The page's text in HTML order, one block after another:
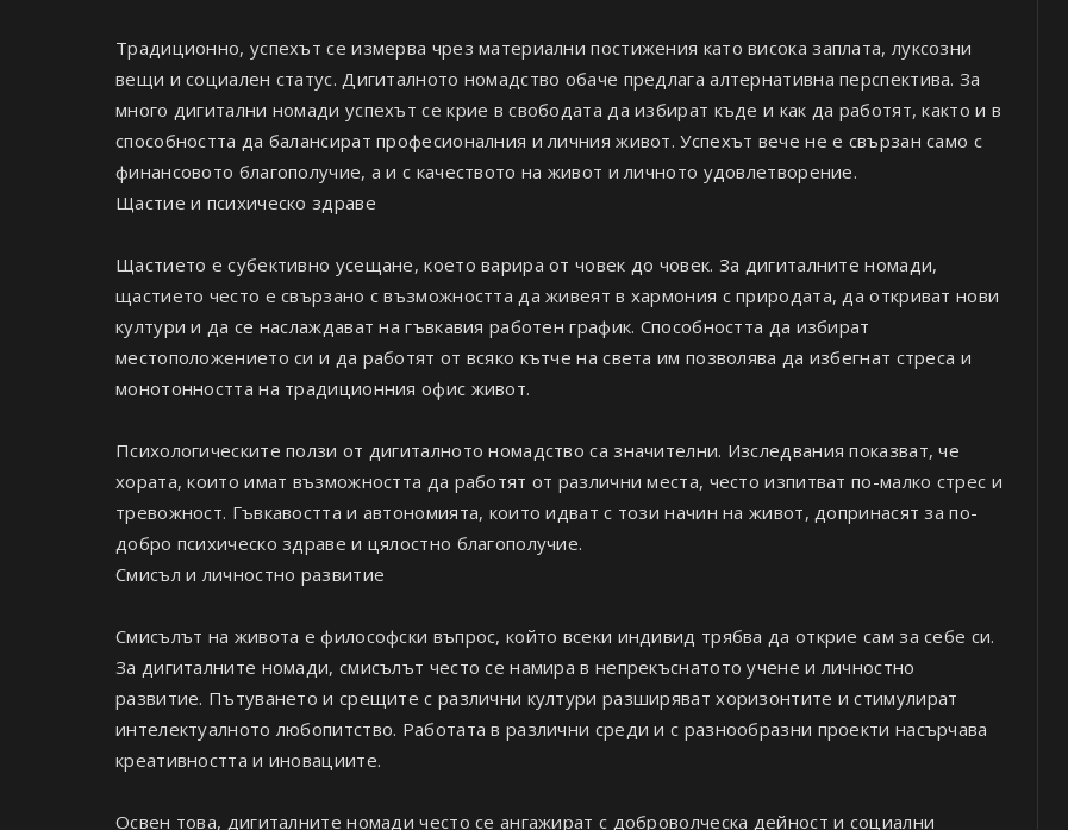
Традиционно, успехът се измерва чрез материални постижения като висока заплата, луксозни
вещи и социален статус. Дигиталното номадство обаче предлага алтернативна перспектива. За
много дигитални номади успехът се крие в свободата да избират къде и как да работят, както и в
способността да балансират професионалния и личния живот. Успехът вече не е свързан само с
финансовото благополучие, а и с качеството на живот и личното удовлетворение.
Щастие и психическо здраве
Щастието е субективно усещане, което варира от човек до човек. За дигиталните номади,
щастието често е свързано с възможността да живеят в хармония с природата, да откриват нови
култури и да се наслаждават на гъвкавия работен график. Способността да избират
местоположението си и да работят от всяко кътче на света им позволява да избегнат стреса и
монотонността на традиционния офис живот.
Психологическите ползи от дигиталното номадство са значителни. Изследвания показват, че
хората, които имат възможността да работят от различни места, често изпитват по-малко стрес и
тревожност. Гъвкавостта и автономията, които идват с този начин на живот, допринасят за по-
добро психическо здраве и цялостно благополучие.
Смисъл и личностно развитие
Смисълът на живота е философски въпрос, който всеки индивид трябва да открие сам за себе си.
За дигиталните номади, смисълът често се намира в непрекъснатото учене и личностно
развитие. Пътуването и срещите с различни култури разширяват хоризонтите и стимулират
интелектуалното любопитство. Работата в различни среди и с разнообразни проекти насърчава
креативността и иновациите.
Освен това, дигиталните номади често се ангажират с доброволческа дейност и социални